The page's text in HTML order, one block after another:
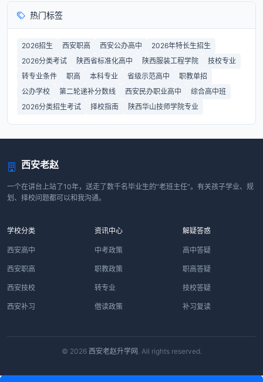
热门标签
2026招生 西安职高 西安公办高中
2026年特长生招生
2026分类考试
陕西省标准化高中 陕西服装工程学院
技校专业
转专业条件
职高 本科专业 省级示范高中
职教单招
公办学校
第二轮递补分数线 西安民办职业高中
综合高中班
2026分类招生考试
择校指南 陕西华山技师学院专业
西安老赵
一个在讲台上站了10年，送走了数千名毕业生的“老班主任”。有关孩子学业、规
划、择校问题都可以和我沟通。
学校分类
西安高中
西安职高
西安技校
西安补习
资讯中心
中考政策
职教政策
转专业
借读政策
解疑答惑
高中答疑
职高答疑
技校答疑
补习复读
© 2026 西安老赵升学网 . All rights reserved.